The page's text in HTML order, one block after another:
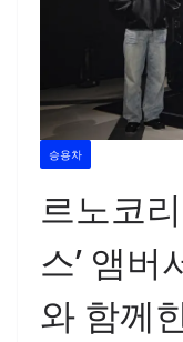
승용차
르노코
스’ 앰버
와 함께